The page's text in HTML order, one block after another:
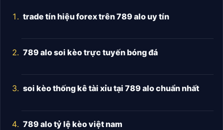
trade tín hiệu forex trên 789 alo uy tín
789 alo soi kèo trực tuyến bóng đá
soi kèo thống kê tài xỉu tại 789 alo chuẩn nhất
789 alo tỷ lệ kèo việt nam